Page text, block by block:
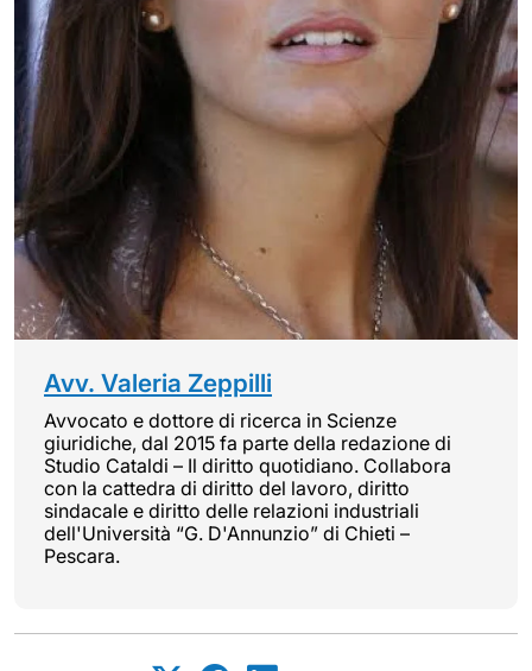
Avv. Valeria Zeppilli
Avvocato e dottore di ricerca in Scienze
giuridiche, dal 2015 fa parte della redazione di
Studio Cataldi – Il diritto quotidiano. Collabora
con la cattedra di diritto del lavoro, diritto
sindacale e diritto delle relazioni industriali
dell'Università “G. D'Annunzio” di Chieti –
Pescara.